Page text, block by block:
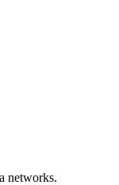
networks.